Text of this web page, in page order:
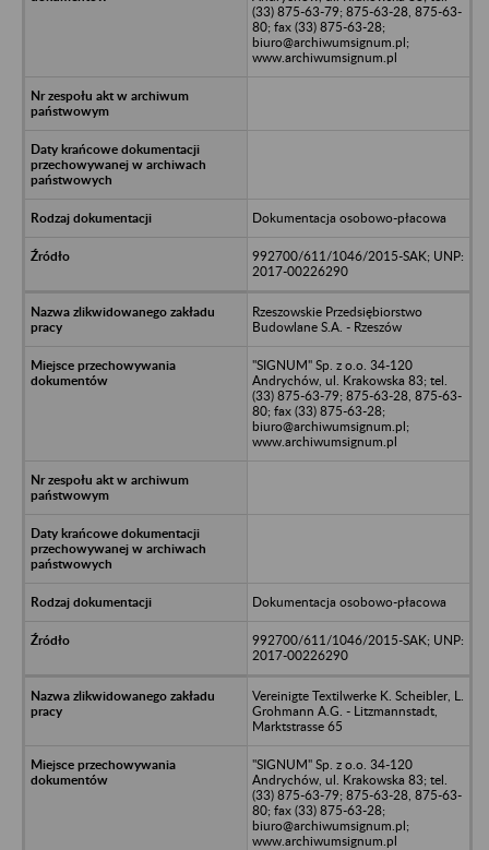
(33) 875-63-79; 875-63-28, 875-63-
80; fax (33) 875-63-28;
biuro@archiwumsignum.pl;
www.archiwumsignum.pl
Dokumentacja osobowo-płacowa
992700/611/1046/2015-SAK; UNP:
2017-00226290
Rzeszowskie Przedsiębiorstwo
Budowlane S.A. - Rzeszów
"SIGNUM" Sp. z o.o. 34-120
Andrychów, ul. Krakowska 83; tel.
(33) 875-63-79; 875-63-28, 875-63-
80; fax (33) 875-63-28;
biuro@archiwumsignum.pl;
www.archiwumsignum.pl
Dokumentacja osobowo-płacowa
992700/611/1046/2015-SAK; UNP:
2017-00226290
Vereinigte Textilwerke K. Scheibler, L.
Grohmann A.G. - Litzmannstadt,
Marktstrasse 65
"SIGNUM" Sp. z o.o. 34-120
Andrychów, ul. Krakowska 83; tel.
(33) 875-63-79; 875-63-28, 875-63-
80; fax (33) 875-63-28;
biuro@archiwumsignum.pl;
www.archiwumsignum.pl